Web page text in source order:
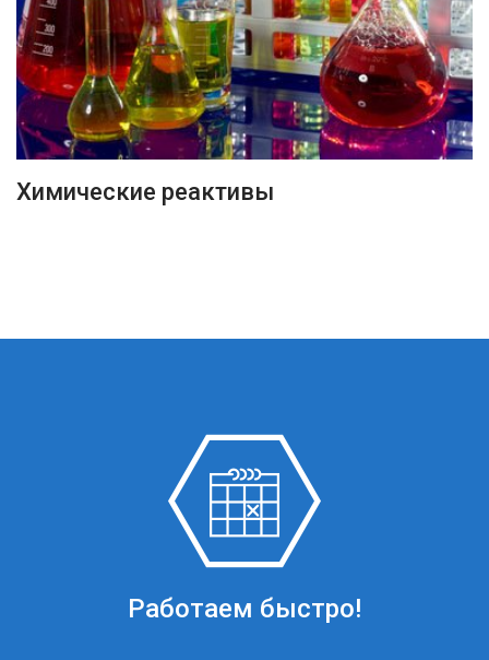
ПОДРОБНЕЕ
Химические реактивы
Работаем быстро!